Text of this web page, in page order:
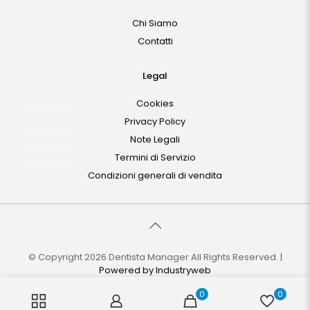
Chi Siamo
Contatti
Legal
Cookies
Privacy Policy
Note Legali
Termini di Servizio
Condizioni generali di vendita
© Copyright 2026 Dentista Manager All Rights Reserved. |
Powered byIndustryweb
0 0